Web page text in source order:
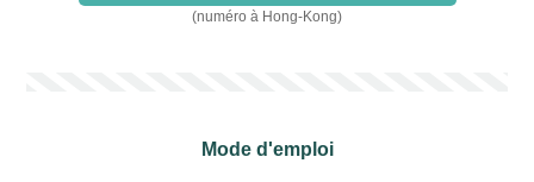
(numéro à Hong-Kong)
Mode d'emploi